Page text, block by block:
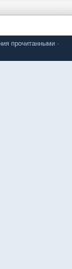
прочитанными ·